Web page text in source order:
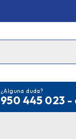
¿Alguna duda?
950 445 023 -